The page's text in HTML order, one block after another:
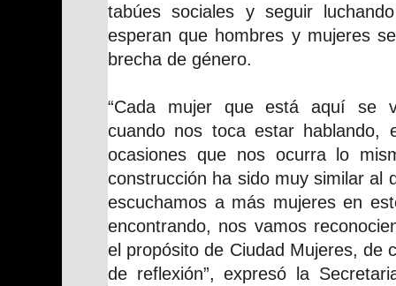
tabúes sociales y seguir
esperan que hombres y mujeres
brecha de género.
“Cada mujer que está aquí se
cuando nos toca estar hablando,
ocasiones que nos ocurra lo
construcción ha sido muy similar al
escuchamos a más mujeres en
encontrando, nos vamos
el propósito de Ciudad Mujeres, de
de reflexión”, expresó la